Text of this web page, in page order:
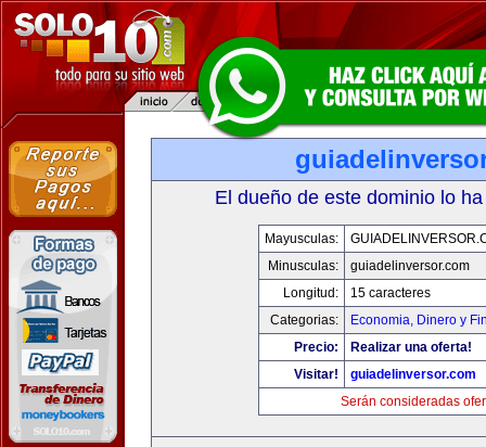
El dueño de este dominio lo
Mayusculas:
Minusculas:
guiadelinversor.com
Longitud:
15 caracteres
Categorias:
Economia, Dinero y
Precio:
Realizar una oferta!
Visitar!
guiadelinversor.com
Serán consideradas